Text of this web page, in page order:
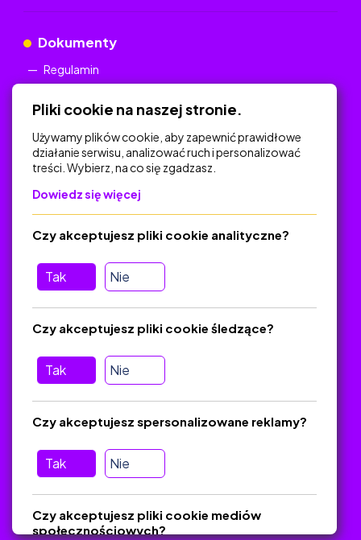
Dokumenty
Regulamin
Na skróty
Polityka Prywatności
Regulamin
O platformie
Baza materiałów dydaktycznych
Jak zostać autorem
FAQ
Pomoc
wiadomość nie trafiła do folderu SPAM)
Materiały chronione Prawem Autorskim.
Pliki cookie na naszej stronie.
Używamy plików cookie, aby zapewnić prawidłowe
działanie serwisu, analizować ruch i personalizować
treści. Wybierz, na co się zgadzasz.
Dowiedz się więcej
Tak Nie
Czy akceptujesz pliki cookie analityczne?
Tak Nie
Czy akceptujesz pliki cookie śledzące?
Tak Nie
Czy akceptujesz spersonalizowane reklamy?
Czy akceptujesz pliki cookie mediów
społecznościowych?